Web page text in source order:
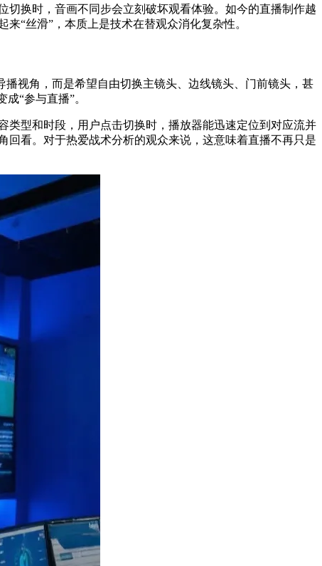
换时，音画不同步会立刻破坏观看体验。如今的直播制作越
“丝滑”，本质上是技术在替观众消化复杂性。
视角，而是希望自由切换主镜头、边线镜头、门前镜头，甚
“参与直播”。
型和时段，用户点击切换时，播放器能迅速定位到对应流并
看。对于热爱战术分析的观众来说，这意味着直播不再只是